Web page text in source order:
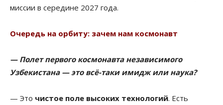
миссии в середине 2027 года.
Очередь на орбиту: зачем нам космонавт
— Полет первого космонавта независимого
Узбекистана — это всё-таки имидж или наука?
— Это чистое поле высоких технологий. Есть